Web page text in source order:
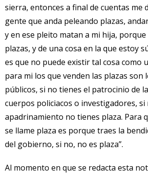
sierra, entonces a final de cuentas me
gente que anda peleando plazas,
y en ese pleito matan a mi hija,
plazas, y de una cosa en la que estoy
es que no puede existir tal cosa como
para mi los que venden las plazas son
públicos, si no tienes el patrocinio de
cuerpos policiacos o investigadores, si
apadrinamiento no tienes plaza. Para
se llame plaza es porque traes la
del gobierno, si no, no es plaza”.
Al momento en que se redacta esta